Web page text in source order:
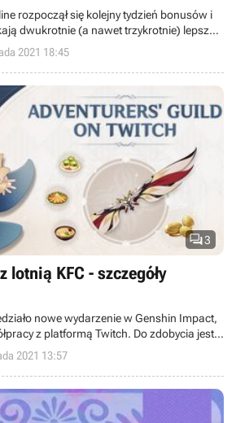
rozpoczął się kolejny tydzień bonusów i
dwukrotnie (a nawet trzykrotnie) lepsze
oraz upominek dla nabywców GTA:
2021 18:45
3
lotnią KFC - szczegóły
nowe wydarzenie w Genshin Impact,
z platformą Twitch. Do zdobycia jest
wymagało udania się do
2021 13:57